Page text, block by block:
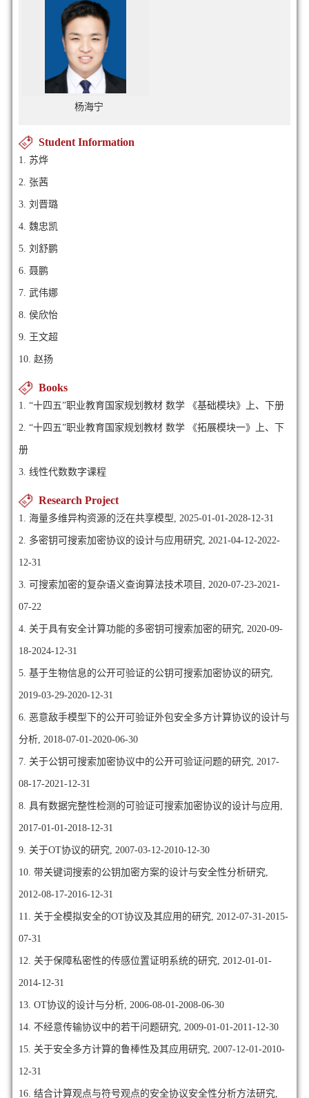
杨海宁
Student Information
1. 苏烨
2. 张茜
3. 刘晋璐
4. 魏忠凯
5. 刘舒鹏
6. 聂鹏
7. 武伟娜
8. 侯欣怡
9. 王文超
10. 赵扬
Books
1. “十四五”职业教育国家规划教材 数学 《基础模块》上、下册
2. “十四五”职业教育国家规划教材 数学 《拓展模块一》上、下
册
3. 线性代数数字课程
Research Project
1. 海量多维异构资源的泛在共享模型, 2025-01-01-2028-12-31
2. 多密钥可搜索加密协议的设计与应用研究, 2021-04-12-2022-
12-31
3. 可搜索加密的复杂语义查询算法技术项目, 2020-07-23-2021-
07-22
4. 关于具有安全计算功能的多密钥可搜索加密的研究, 2020-09-
18-2024-12-31
5. 基于生物信息的公开可验证的公钥可搜索加密协议的研究,
2019-03-29-2020-12-31
6. 恶意敌手模型下的公开可验证外包安全多方计算协议的设计与
分析, 2018-07-01-2020-06-30
7. 关于公钥可搜索加密协议中的公开可验证问题的研究, 2017-
08-17-2021-12-31
8. 具有数据完整性检测的可验证可搜索加密协议的设计与应用,
2017-01-01-2018-12-31
9. 关于OT协议的研究, 2007-03-12-2010-12-30
10. 带关键词搜索的公钥加密方案的设计与安全性分析研究,
2012-08-17-2016-12-31
11. 关于全模拟安全的OT协议及其应用的研究, 2012-07-31-2015-
07-31
12. 关于保障私密性的传感位置证明系统的研究, 2012-01-01-
2014-12-31
13. OT协议的设计与分析, 2006-08-01-2008-06-30
14. 不经意传输协议中的若干问题研究, 2009-01-01-2011-12-30
15. 关于安全多方计算的鲁棒性及其应用研究, 2007-12-01-2010-
12-31
16. 结合计算观点与符号观点的安全协议安全性分析方法研究,